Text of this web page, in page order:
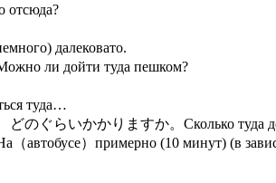
отсюда?
далековато.
ли дойти туда пешком?
туда…
のぐらいかかりますか。Сколько туда
автобусе）примерно (10 минут) (в